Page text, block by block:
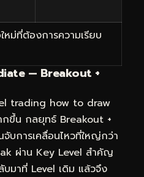
หม่ที่ต้องการความเรียบ
— Breakout +
trading how to draw
ขึ้น กลยุทธ์ Breakout +
บการเคลื่อนไหวที่ใหญ่กว่า
ผ่าน Key Level สำคัญ
มาที่ Level เดิม แล้วจึง